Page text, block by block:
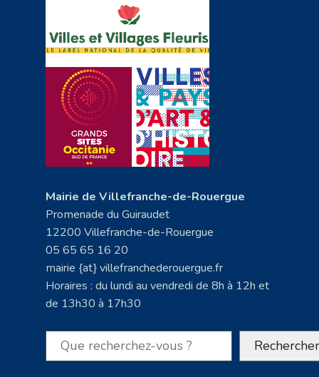
Mairie de Villefranche-de-Rouergue
Promenade du Guiraudet
12200 Villefranche-de-Rouergue
05 65 65 16 20
mairie {at} villefranchederouergue.fr
Horaires : du lundi au vendredi de 8h à 12h et
de 13h30 à 17h30
Rechercher Rechercher